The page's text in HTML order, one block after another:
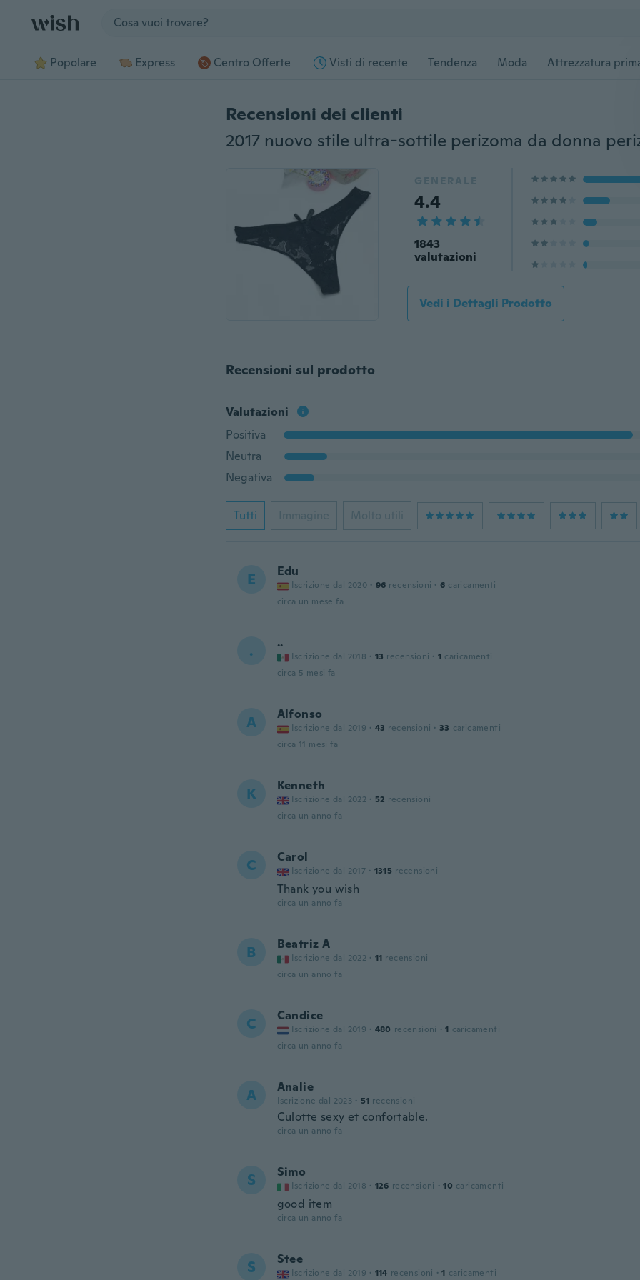
Popolare Express Centro Offerte Visti di recente Tendenza Moda Attrezzatura
Recensioni dei clienti
GENERALE
4.4
1843
valutazioni
Vedi i Dettagli Prodotto
Recensioni sul prodotto
Valutazioni
Positiva
Neutra
Negativa
Tutti Immagine Molto utili
E Edu
Iscrizione dal 2020 · 96 recensioni · 6 caricamenti
circa un mese fa
. ..
Iscrizione dal 2018 · 13 recensioni · 1 caricamenti
circa 5 mesi fa
A Alfonso
Iscrizione dal 2019 · 43 recensioni · 33 caricamenti
circa 11 mesi fa
K Kenneth
Iscrizione dal 2022 · 52 recensioni
circa un anno fa
C Carol
Iscrizione dal 2017 · 1315 recensioni
Thank you wish
circa un anno fa
B Beatriz A
Iscrizione dal 2022 · 11 recensioni
circa un anno fa
C Candice
Iscrizione dal 2019 · 480 recensioni · 1 caricamenti
circa un anno fa
A Analie
Iscrizione dal 2023 · 51 recensioni
Culotte sexy et confortable.
circa un anno fa
S Simo
Iscrizione dal 2018 · 126 recensioni · 10 caricamenti
good item
circa un anno fa
S Stee
Iscrizione dal 2019 · 114 recensioni · 1 caricamenti